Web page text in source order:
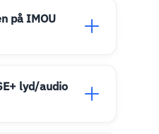
på IMOU
lyd/audio